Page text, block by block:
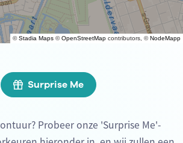
©Stadia Maps ©OpenStreetMap contributors, ©NodeMapp
Surprise Me
Probeer onze 'Surprise Me'-